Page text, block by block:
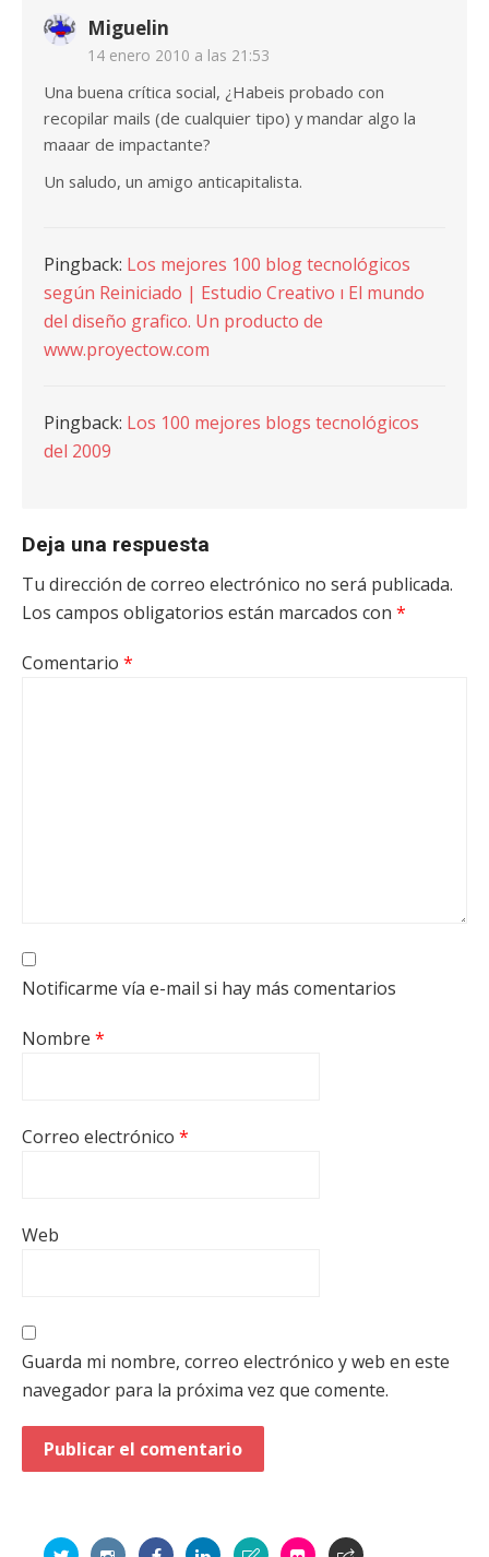
Miguelin
14 enero 2010 a las 21:53
Una buena crítica social, ¿Habeis probado con
recopilar mails (de cualquier tipo) y mandar algo la
maaar de impactante?
Un saludo, un amigo anticapitalista.
Pingback: Los mejores 100 blog tecnológicos
según Reiniciado | Estudio Creativo ı El mundo
del diseño grafico. Un producto de
www.proyectow.com
Pingback: Los 100 mejores blogs tecnológicos
del 2009
Deja una respuesta
Tu dirección de correo electrónico no será publicada.
Los campos obligatorios están marcados con *
Comentario *
Notificarme vía e-mail si hay más comentarios
Nombre *
Correo electrónico *
Web
Guarda mi nombre, correo electrónico y web en este
navegador para la próxima vez que comente.